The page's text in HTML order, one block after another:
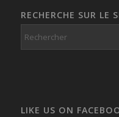
RECHERCHE SUR LE
LIKE US ON